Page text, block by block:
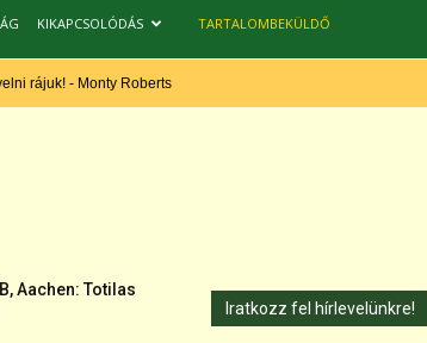
KIKAPCSOLÓDÁS TARTALOMBEKÜLDŐ
rájuk! - Monty Roberts
Aachen: Totilas
Iratkozz fel hírlevelünkre!